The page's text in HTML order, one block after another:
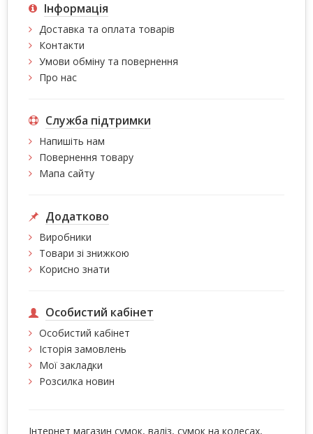
Інформація
Доставка та оплата товарів
Контакти
Умови обміну та повернення
Про нас
Служба підтримки
Напишіть нам
Повернення товару
Мапа сайту
Додатково
Виробники
Товари зі знижкою
Корисно знати
Особистий кабінет
Особистий кабінет
Історія замовлень
Мої закладки
Розсилка новин
Інтернет магазин сумок, валіз, сумок на колесах,